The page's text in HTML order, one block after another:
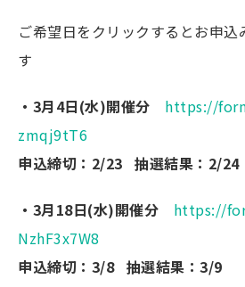
ご希望日をクリックするとお申込
す
・3月4日(水)開催分 https://
zmqj9tT6
申込締切：2/23 抽選結果：2/24
・3月18日(水)開催分 https://
NzhF3x7W8
申込締切：3/8 抽選結果：3/9